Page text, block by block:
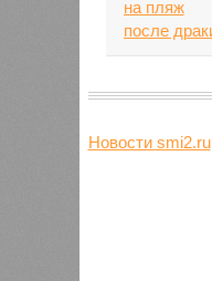
Новости smi2.ru